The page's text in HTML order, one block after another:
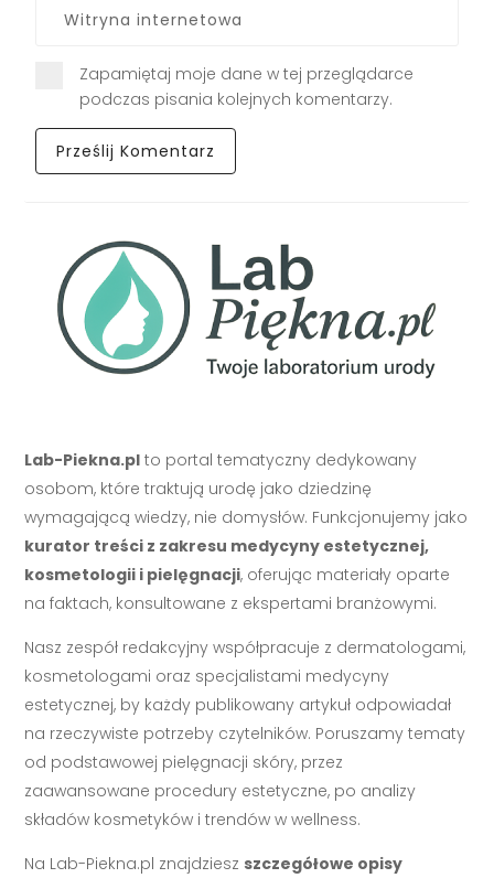
Zapamiętaj moje dane w tej przeglądarce
podczas pisania kolejnych komentarzy.
Lab-Piekna.pl to portal tematyczny dedykowany
osobom, które traktują urodę jako dziedzinę
wymagającą wiedzy, nie domysłów. Funkcjonujemy jako
kurator treści z zakresu medycyny estetycznej,
kosmetologii i pielęgnacji, oferując materiały oparte
na faktach, konsultowane z ekspertami branżowymi.
Nasz zespół redakcyjny współpracuje z dermatologami,
kosmetologami oraz specjalistami medycyny
estetycznej, by każdy publikowany artykuł odpowiadał
na rzeczywiste potrzeby czytelników. Poruszamy tematy
od podstawowej pielęgnacji skóry, przez
zaawansowane procedury estetyczne, po analizy
składów kosmetyków i trendów w wellness.
Na Lab-Piekna.pl znajdziesz szczegółowe opisy